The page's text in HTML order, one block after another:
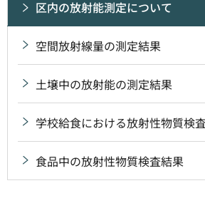
区内の放射能測定について
空間放射線量の測定結果
土壌中の放射能の測定結果
学校給食における放射性物質検
食品中の放射性物質検査結果